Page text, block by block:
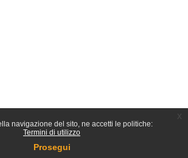
navigazione del sito, ne accetti le politiche:
Termini di utilizzo
Prosegui